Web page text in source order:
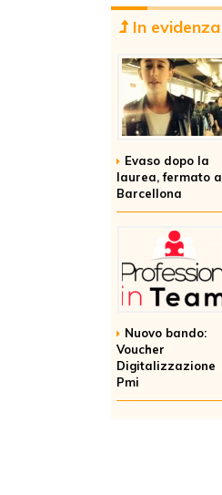
In evidenza
Evaso dopo la
laurea, fermato a
Barcellona
Nuovo bando:
Voucher
Digitalizzazione
Pmi